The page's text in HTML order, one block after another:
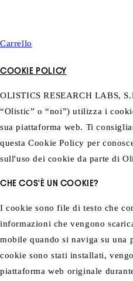
Carrello
COOKIE POLICY
OLISTICS RESEARCH LABS,
“Olistic” o “noi”) utilizza i
sua piattaforma web. Ti
questa Cookie Policy per
sull'uso dei cookie da parte di
CHE COS'È UN COOKIE?
I cookie sono file di testo che
informazioni che vengono
mobile quando si naviga su una
cookie sono stati installati,
piattaforma web originale